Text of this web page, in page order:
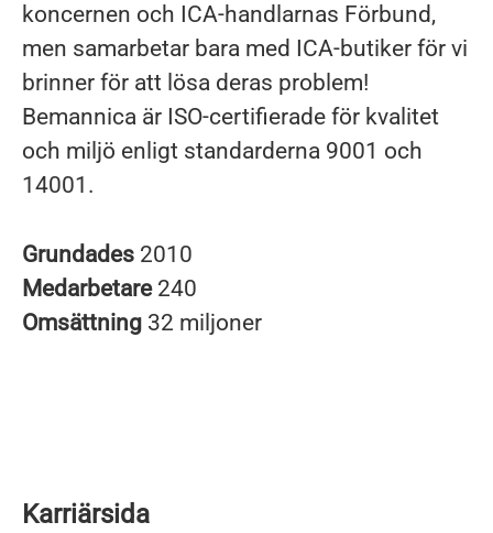
koncernen och ICA-handlarnas Förbund,
men samarbetar bara med ICA-butiker för vi
brinner för att lösa deras problem!
Bemannica är ISO-certifierade för kvalitet
och miljö enligt standarderna 9001 och
14001.
Grundades 2010
Medarbetare 240
Omsättning 32 miljoner
Karriärsida